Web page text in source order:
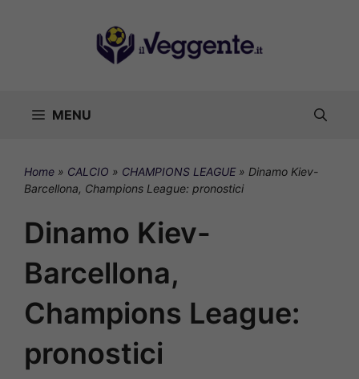
MENU
Home » CALCIO » CHAMPIONS LEAGUE» Dinamo Kiev-
Barcellona, Champions League: pronostici
Dinamo Kiev-
Barcellona,
Champions League:
pronostici